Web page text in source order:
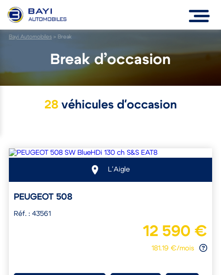
Bayi Automobiles> Break
Break d’occasion
28 véhicules d'occasion
L'Aigle
PEUGEOT 508
Réf. : 43561
12 590 €
181.19 €/mois